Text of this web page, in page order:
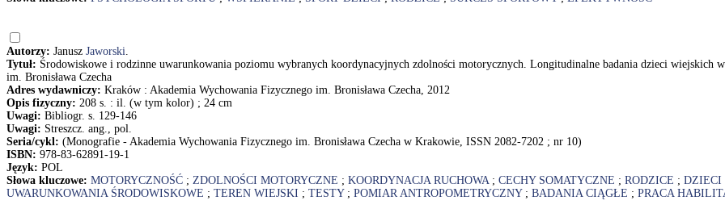
Autorzy: Janusz Jaworski.
Tytuł: Środowiskowe i rodzinne uwarunkowania poziomu wybranych koordynacyjnych zdolności motorycznych. Longitudinalne badania dzieci wiejskich
im. Bronisława Czecha
Adres wydawniczy: Kraków : Akademia Wychowania Fizycznego im. Bronisława Czecha, 2012
Opis fizyczny: 208 s. : il. (w tym kolor) ; 24 cm
Uwagi: Bibliogr. s. 129-146
Uwagi: Streszcz. ang., pol.
Seria/cykl: (Monografie - Akademia Wychowania Fizycznego im. Bronisława Czecha w Krakowie, ISSN 2082-7202 ; nr 10)
ISBN: 978-83-62891-19-1
Język: POL
Słowa kluczowe: MOTORYCZNOŚĆ ; ZDOLNOŚCI MOTORYCZNE ; KOORDYNACJA RUCHOWA; CECHY SOMATYCZNE ; RODZICE ; DZIECI
UWARUNKOWANIA ŚRODOWISKOWE ; TEREN WIEJSKI ; TESTY; POMIAR ANTROPOMETRYCZNY; BADANIA CIĄGŁE ; PRACA